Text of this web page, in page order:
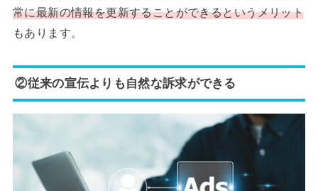
常に最新の情報を更新することができるというメリット
もあります。
②従来の宣伝よりも自然な訴求ができる